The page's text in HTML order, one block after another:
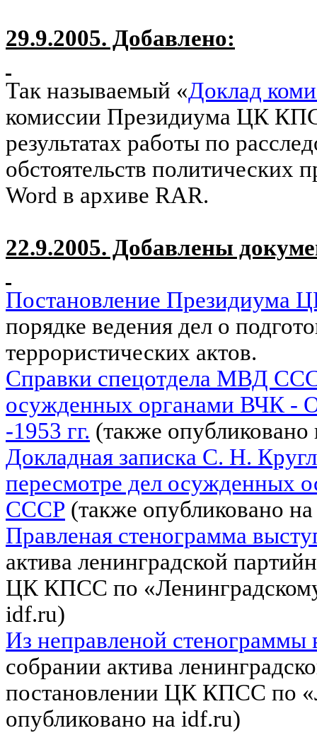
29.9.2005. Добавлено:
Так называемый «Доклад
комиссии Президиума ЦК
результатах работы по
обстоятельств политических
Word в архиве RAR.
22.9.2005. Добавлены
Постановление Президиума
порядке ведения дел о
террористических актов.
Справки спецотдела МВД
осужденных органами ВЧК
-1953 гг. (также опубликовано
Докладная записка С. Н.
пересмотре дел
СССР (также опубликовано
Правленая стенограмма
актива ленинградской
ЦК КПСС по
idf.ru)
Из неправленой
собрании актива
постановлении ЦК КПСС по
опубликовано на idf.ru)